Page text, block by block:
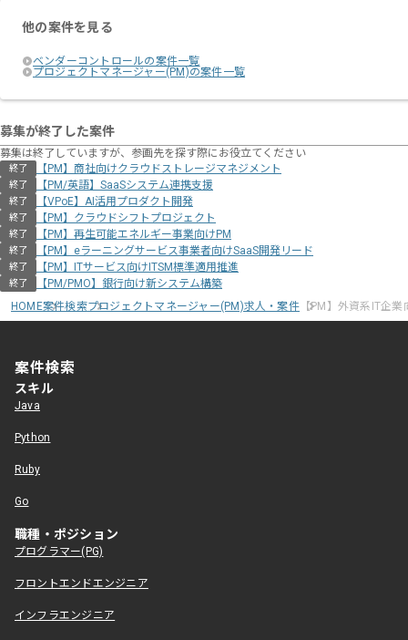
他の案件を見る
ベンダーコントロールの案件一覧
プロジェクトマネージャー(PM)の案件一覧
募集が終了した案件
募集は終了していますが、参画先を探す際にお役立てください
終了 【PM】商社向けクラウドストレージマネジメント
終了 【PM/英語】SaaSシステム連携支援
終了 【VPoE】AI活用プロダクト開発
終了 【PM】クラウドシフトプロジェクト
終了 【PM】再生可能エネルギー事業向けPM
終了 【PM】eラーニングサービス事業者向けSaaS開発リード
終了 【PM】ITサービス向けITSM標準適用推進
終了
【PM/PMO】銀行向け新システム構築
HOME案件検索プロジェクトマネージャー(PM)求人・案件【PM】外資系IT企
案件検索
スキル
Java
Python
Ruby
Go
職種・ポジション
プログラマー(PG)
フロントエンドエンジニア
インフラエンジニア